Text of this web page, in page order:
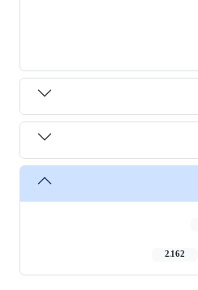
2,162